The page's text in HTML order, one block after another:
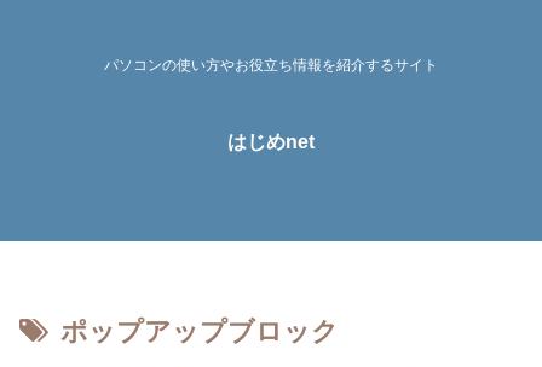
パソコンの使い方やお役立ち情報を紹介するサイト
はじめnet
ポップアップブロック